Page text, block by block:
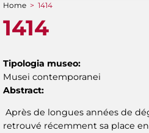
You are here
Home > 1414
1414
Tipologia museo:
Musei contemporanei
Abstract:
Après de longues années de
retrouvé récemment sa place